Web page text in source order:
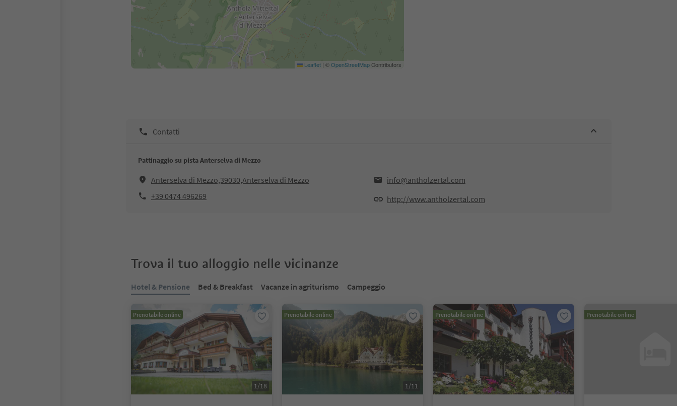
Leaflet | ©OpenStreetMapContributors
Contatti
Pattinaggio su pista Anterselva di Mezzo
Anterselva di Mezzo,39030,Anterselva di Mezzo
info@antholzertal.com
+39 0474 496269
http://www.antholzertal.com
Trova il tuo alloggio nelle vicinanze
Hotel & Pensione Bed & Breakfast Vacanze in agriturismo Campeggio
Prenotabile online
1/18
Prenotabile online
1/11
Prenotabile online Prenotabile online